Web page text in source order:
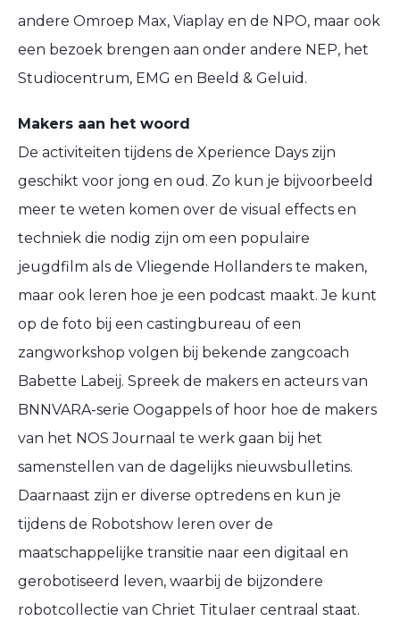
andere Omroep Max, Viaplay en de NPO, maar ook
een bezoek brengen aan onder andere NEP, het
Studiocentrum, EMG en Beeld & Geluid.
Makers aan het woord
De activiteiten tijdens de Xperience Days zijn
geschikt voor jong en oud. Zo kun je bijvoorbeeld
meer te weten komen over de visual effects en
techniek die nodig zijn om een populaire
jeugdfilm als de Vliegende Hollanders te maken,
maar ook leren hoe je een podcast maakt. Je kunt
op de foto bij een castingbureau of een
zangworkshop volgen bij bekende zangcoach
Babette Labeij. Spreek de makers en acteurs van
BNNVARA-serie Oogappels of hoor hoe de makers
van het NOS Journaal te werk gaan bij het
samenstellen van de dagelijks nieuwsbulletins.
Daarnaast zijn er diverse optredens en kun je
tijdens de Robotshow leren over de
maatschappelijke transitie naar een digitaal en
gerobotiseerd leven, waarbij de bijzondere
robotcollectie van Chriet Titulaer centraal staat.